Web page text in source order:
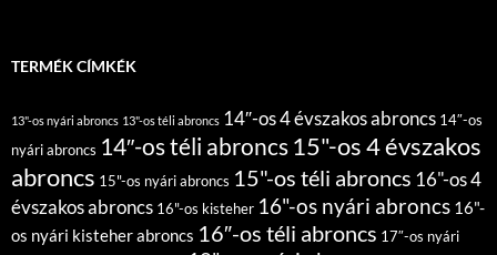
TERMÉK CÍMKÉK
13"-os nyári abroncs 13"-os téli abroncs 14″-os 4 évszakos abroncs 14″-os
nyári abroncs 14″-os téli abroncs15"-os 4 évszakos
abroncs 15"-os nyári abroncs 15"-os téli abroncs 16"-os 4
évszakos abroncs 16"-os kisteher 16"-os nyári abroncs 16"-
os nyári kisteher abroncs 16″-os téli abroncs 17″-os nyári